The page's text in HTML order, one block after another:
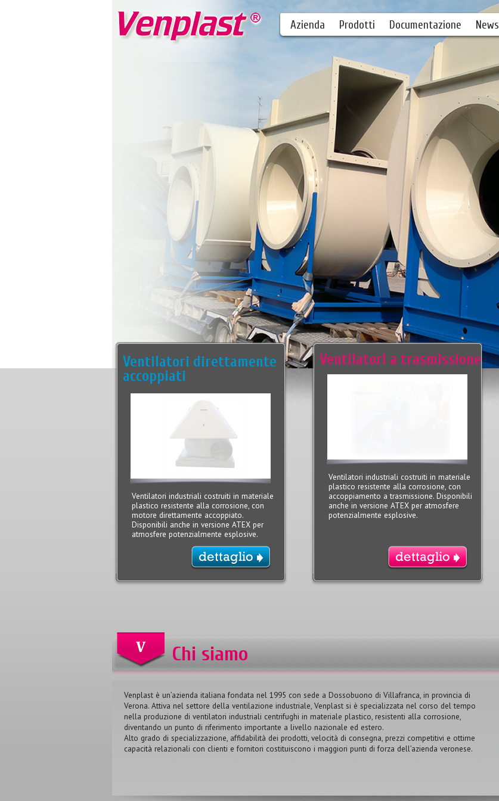
Azienda Prodotti Documentazione News
Ventilatori direttamente
accoppiati
Ventilatori industriali costruiti in materiale
plastico resistente alla corrosione, con
motore direttamente accoppiato.
Disponibili anche in versione ATEX per
atmosfere potenzialmente esplosive.
Ventilatori a trasmissione
Ventilatori industriali costruiti in materiale
plastico resistente alla corrosione, con
accoppiamento a trasmissione. Disponibili
anche in versione ATEX per atmosfere
potenzialmente esplosive.
Chi siamo
Venplast è un’azienda italiana fondata nel 1995 con sede a Dossobuono di Villafranca, in provincia di
Verona. Attiva nel settore della ventilazione industriale, Venplast si è specializzata nel corso del tempo
nella produzione di ventilatori industriali centrifughi in materiale plastico, resistenti alla corrosione,
diventando un punto di riferimento importante a livello nazionale ed estero.
Alto grado di specializzazione, affidabilità dei prodotti, velocità di consegna, prezzi competitivi e ottime
capacità relazionali con clienti e fornitori costituiscono i maggiori punti di forza dell’azienda veronese.